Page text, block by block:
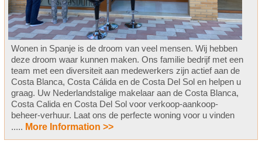
Wonen in Spanje is de droom van veel mensen. Wij hebben
deze droom waar kunnen maken. Ons familie bedrijf met een
team met een diversiteit aan medewerkers zijn actief aan de
Costa Blanca, Costa Cálida en de Costa Del Sol en helpen u
graag. Uw Nederlandstalige makelaar aan de Costa Blanca,
Costa Calida en Costa Del Sol voor verkoop-aankoop-
beheer-verhuur. Laat ons de perfecte woning voor u vinden
..... More Information >>